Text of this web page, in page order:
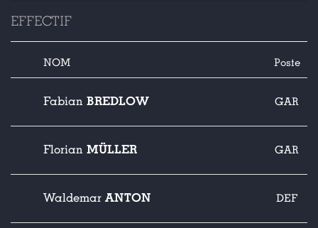
EFFECTIF
NOM Poste
Fabian BREDLOW GAR
Florian MÜLLER GAR
Waldemar ANTON DEF